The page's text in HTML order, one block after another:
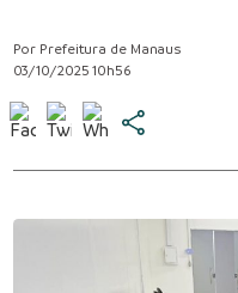
Por Prefeitura de Manaus
03/10/2025 10h56